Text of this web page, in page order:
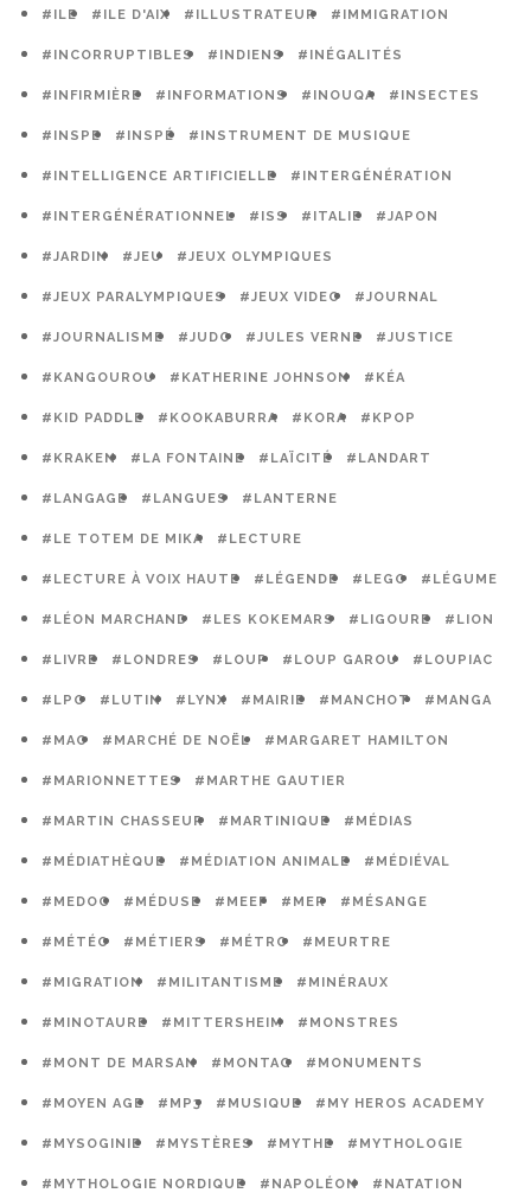
#ILE #ILE D'AIX #ILLUSTRATEUR #IMMIGRATION
#INCORRUPTIBLES #INDIENS #INÉGALITÉS
#INFIRMIÈRE #INFORMATIONS #INOUQA #INSECTES
#INSPE #INSPÉ #INSTRUMENT DE MUSIQUE
#INTELLIGENCE ARTIFICIELLE #INTERGÉNÉRATION
#INTERGÉNÉRATIONNEL #ISS #ITALIE #JAPON
#JARDIN #JEU #JEUX OLYMPIQUES
#JEUX PARALYMPIQUES #JEUX VIDEO #JOURNAL
#JOURNALISME #JUDO #JULES VERNE #JUSTICE
#KANGOUROU #KATHERINE JOHNSON #KÉA
#KID PADDLE #KOOKABURRA #KORA #KPOP
#KRAKEN #LA FONTAINE #LAÏCITÉ #LANDART
#LANGAGE #LANGUES #LANTERNE
#LE TOTEM DE MIKA #LECTURE
#LECTURE À VOIX HAUTE #LÉGENDE #LEGO #LÉGUME
#LÉON MARCHAND #LES KOKEMARS #LIGOURE #LION
#LIVRE #LONDRES #LOUP #LOUP GAROU #LOUPIAC
#LPO #LUTIN #LYNX #MAIRIE #MANCHOT #MANGA
#MAO #MARCHÉ DE NOËL #MARGARET HAMILTON
#MARIONNETTES #MARTHE GAUTIER
#MARTIN CHASSEUR #MARTINIQUE #MÉDIAS
#MÉDIATHÈQUE #MÉDIATION ANIMALE #MÉDIÉVAL
#MEDOC #MÉDUSE #MEEF #MER #MÉSANGE
#MÉTÉO #MÉTIERS #MÉTRO #MEURTRE
#MIGRATION #MILITANTISME #MINÉRAUX
#MINOTAURE #MITTERSHEIM #MONSTRES
#MONT DE MARSAN #MONTAG #MONUMENTS
#MOYEN AGE #MP3 #MUSIQUE #MY HEROS ACADEMY
#MYSOGINIE #MYSTÈRES #MYTHE #MYTHOLOGIE
#MYTHOLOGIE NORDIQUE #NAPOLÉON #NATATION